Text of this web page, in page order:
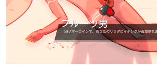
若ゲのいたり〜ゲームクリエイ
『うつヌケ』『ペンと箸』等で知ら
一先生によるゲーム業界レポートマン
なんでゲームは面白い？
ゲーム開発者・hamatsu氏がゲーム
具体的な形から解き明かしていく、